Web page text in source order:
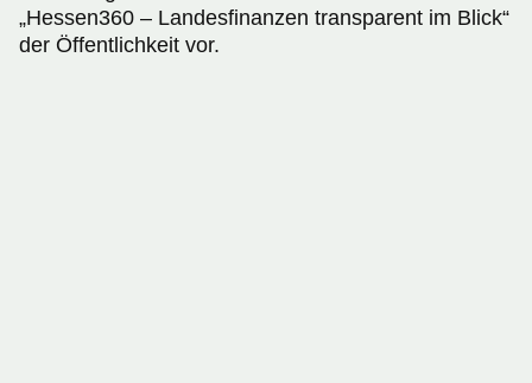
„Hessen360 – Landesfinanzen transparent im Blick“
der Öffentlichkeit vor.